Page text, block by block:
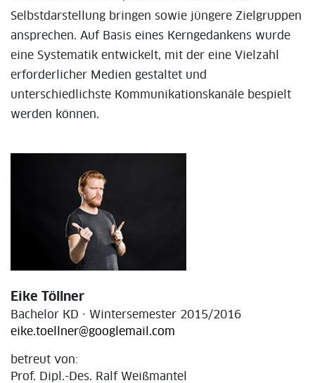
Selbstdarstellung bringen sowie jüngere Zielgruppen
ansprechen. Auf Basis eines Kerngedankens wurde
eine Systematik entwickelt, mit der eine Vielzahl
erforderlicher Medien gestaltet und
unterschiedlichste Kommunikationskanäle bespielt
werden können.
Eike Töllner
Bachelor KD · Wintersemester 2015/2016
eike.toellner@googlemail.com
betreut von:
Prof. Dipl.-Des. Ralf Weißmantel